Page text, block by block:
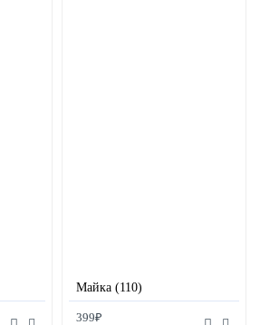
Майка (110)
399₽